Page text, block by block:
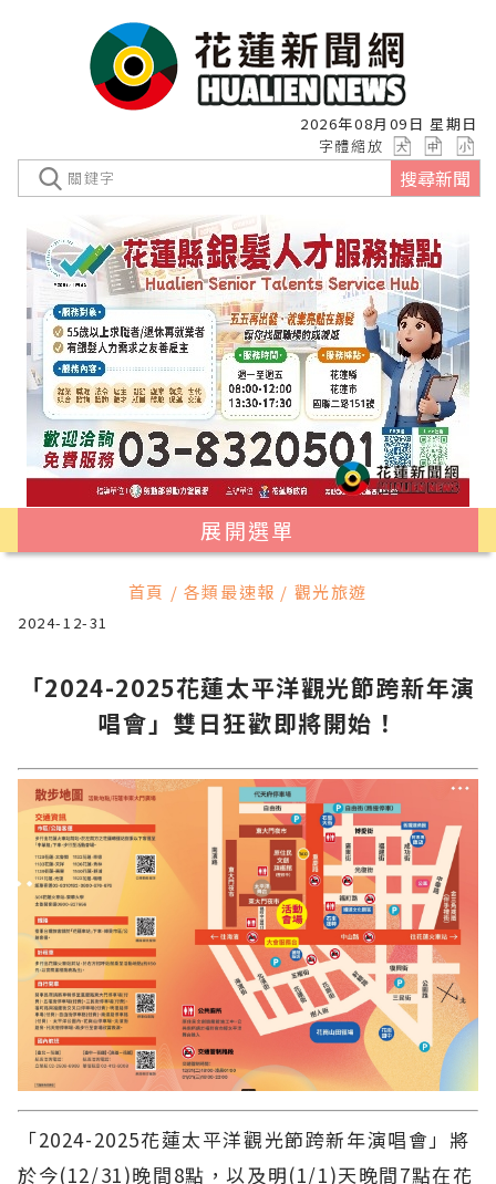
2026年08月09日 星期日
字體縮放
搜尋新聞
展開選單
首頁 / 各類最速報 / 觀光旅遊
2024-12-31
「2024-2025花蓮太平洋觀光節跨新年演
唱會」雙日狂歡即將開始！
「2024-2025花蓮太平洋觀光節跨新年演唱會」將
於今(12/31)晚間8點，以及明(1/1)天晚間7點在花